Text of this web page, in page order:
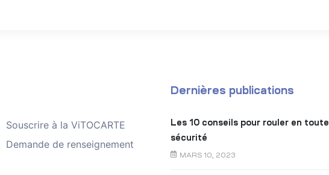
Souscrire à la ViTOCARTE
Demande de renseignement
Dernières publications
Les 10 conseils pour rouler en toute
sécurité
MARS 10, 2023